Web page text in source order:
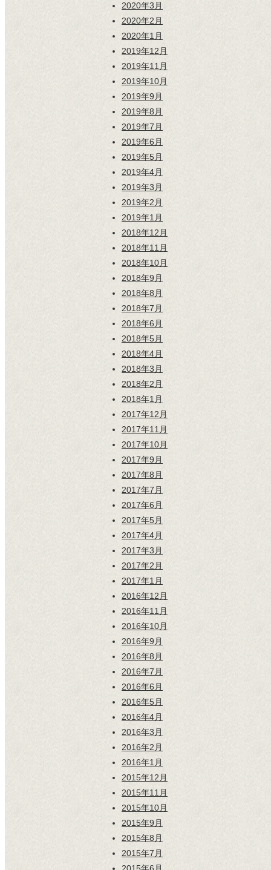
2020年3月
2020年2月
2020年1月
2019年12月
2019年11月
2019年10月
2019年9月
2019年8月
2019年7月
2019年6月
2019年5月
2019年4月
2019年3月
2019年2月
2019年1月
2018年12月
2018年11月
2018年10月
2018年9月
2018年8月
2018年7月
2018年6月
2018年5月
2018年4月
2018年3月
2018年2月
2018年1月
2017年12月
2017年11月
2017年10月
2017年9月
2017年8月
2017年7月
2017年6月
2017年5月
2017年4月
2017年3月
2017年2月
2017年1月
2016年12月
2016年11月
2016年10月
2016年9月
2016年8月
2016年7月
2016年6月
2016年5月
2016年4月
2016年3月
2016年2月
2016年1月
2015年12月
2015年11月
2015年10月
2015年9月
2015年8月
2015年7月